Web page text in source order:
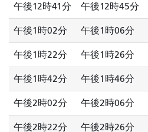
午後12時41分 午後12時45分
午後1時02分 午後1時06分
午後1時22分 午後1時26分
午後1時42分 午後1時46分
午後2時02分 午後2時06分
午後2時22分 午後2時26分